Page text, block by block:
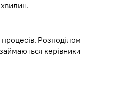
процесів. Розподілом
керівники